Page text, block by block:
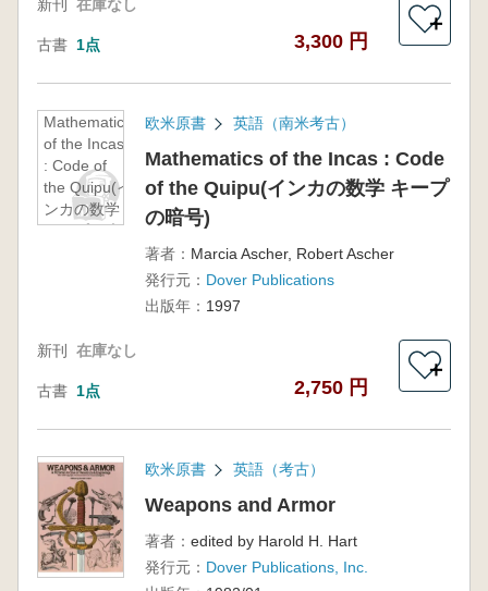
新刊 在庫なし
古書 1点 3,300 円
＋
Mathematics
of the Incas
: Code of
the Quipu(イ
ンカの数学
キープの暗
欧米原書 英語（南米考古）
Mathematics of the Incas : Code
of the Quipu(インカの数学 キープ
の暗号)
著者： Marcia Ascher, Robert Ascher
発行元： Dover Publications
出版年： 1997
新刊 在庫なし
古書 1点 2,750 円
＋
欧米原書 英語（考古）
Weapons and Armor
著者： edited by Harold H. Hart
発行元： Dover Publications, Inc.